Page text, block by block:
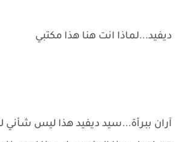
ديفيد...لماذا انت هنا هذا مكتبي
آران ببرأة...سيد ديفيد هذا ليس شأني